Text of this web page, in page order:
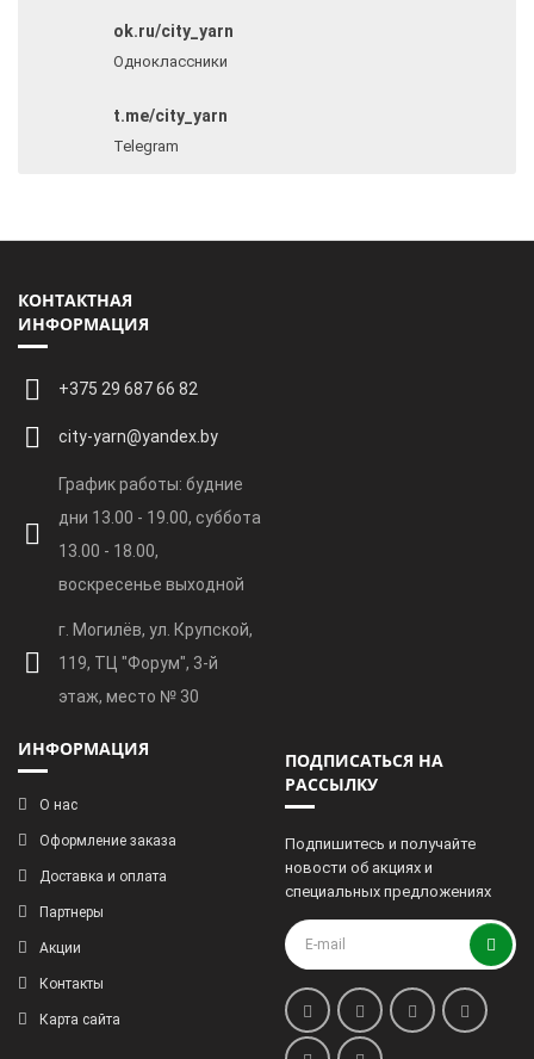
ok.ru/city_yarn
t.me/city_yarn
КОНТАКТНАЯ
ИНФОРМАЦИЯ
city-yarn@yandex.by
График работы: будние
дни 13.00 - 19.00, суббота
воскресенье выходной
г. Могилёв, ул. Крупской,
119, ТЦ "Форум", 3-й
ИНФОРМАЦИЯ
ПОДПИСАТЬСЯ НА
РАССЫЛКУ
Подпишитесь и получайте